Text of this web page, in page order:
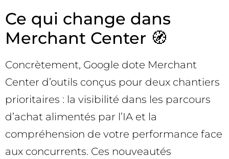
Ce qui change dans
Merchant Center 🧭
Concrètement, Google dote Merchant
Center d’outils conçus pour deux chantiers
prioritaires : la visibilité dans les parcours
d’achat alimentés par l’IA et la
compréhension de votre performance face
aux concurrents. Ces nouveautés